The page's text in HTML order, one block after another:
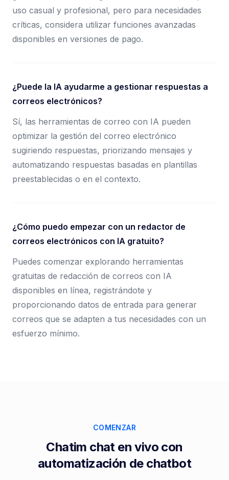
uso casual y profesional, pero para necesidades
críticas, considera utilizar funciones avanzadas
disponibles en versiones de pago.
¿Puede la IA ayudarme a gestionar respuestas a
correos electrónicos?
Sí, las herramientas de correo con IA pueden
optimizar la gestión del correo electrónico
sugiriendo respuestas, priorizando mensajes y
automatizando respuestas basadas en plantillas
preestablecidas o en el contexto.
¿Cómo puedo empezar con un redactor de
correos electrónicos con IA gratuito?
Puedes comenzar explorando herramientas
gratuitas de redacción de correos con IA
disponibles en línea, registrándote y
proporcionando datos de entrada para generar
correos que se adapten a tus necesidades con un
esfuerzo mínimo.
COMENZAR
Chatim chat en vivo con
automatización de chatbot